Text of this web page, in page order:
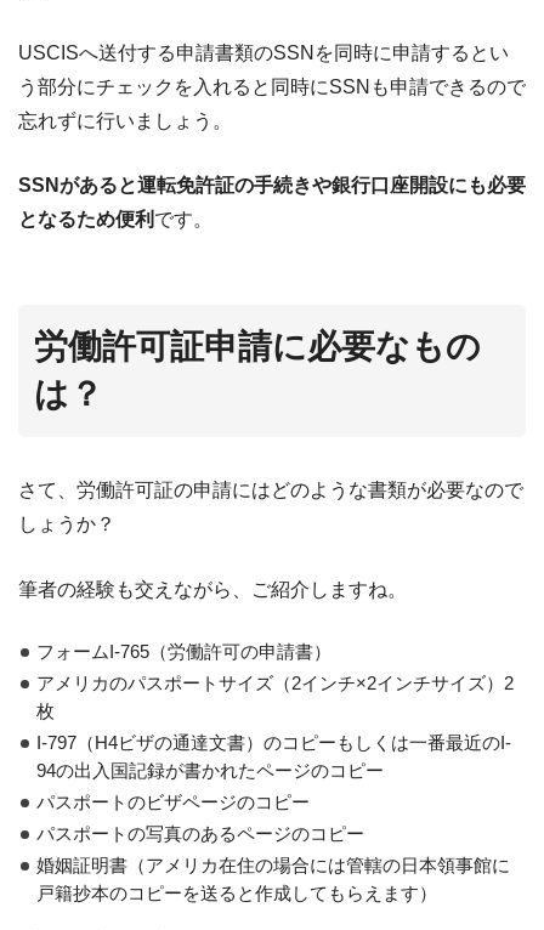
USCISへ送付する申請書類のSSNを同時に申請するとい
う部分にチェックを入れると同時にSSNも申請できるので
忘れずに行いましょう。
SSNがあると運転免許証の手続きや銀行口座開設にも必要
となるため便利 です。
労働許可証申請に必要なもの
は？
さて、労働許可証の申請にはどのような書類が必要なので
しょうか？
筆者の経験も交えながら、ご紹介しますね。
フォームI-765（労働許可の申請書）
アメリカのパスポートサイズ（2インチ×2インチサイズ）2
枚
I-797（H4ビザの通達文書）のコピーもしくは一番最近のI-
94の出入国記録が書かれたページのコピー
パスポートのビザページのコピー
パスポートの写真のあるページのコピー
婚姻証明書（アメリカ在住の場合には管轄の日本領事館に
戸籍抄本のコピーを送ると作成してもらえます）